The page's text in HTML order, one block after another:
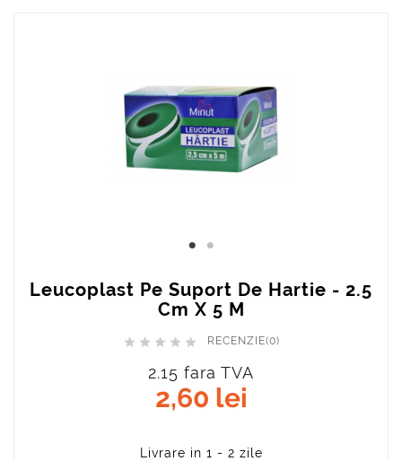
Leucoplast Pe Suport De Hartie - 2.5
Cm X 5 M
     RECENZIE(0)
2.15 fara TVA
2,60 lei